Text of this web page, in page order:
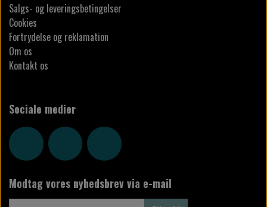
Salgs- og leveringsbetingelser
Cookies
Fortrydelse og reklamation
Om os
Kontakt os
Sociale medier
Modtag vores nyhedsbrev via e-mail